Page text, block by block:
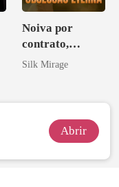
Noiva por
contrato,
obsessão eterna
Silk Mirage
Abrir